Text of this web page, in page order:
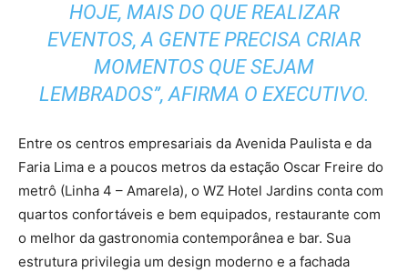
HOJE, MAIS DO QUE REALIZAR
EVENTOS, A GENTE PRECISA CRIAR
MOMENTOS QUE SEJAM
LEMBRADOS”, AFIRMA O EXECUTIVO.
Entre os centros empresariais da Avenida Paulista e da
Faria Lima e a poucos metros da estação Oscar Freire do
metrô (Linha 4 – Amarela), o WZ Hotel Jardins conta com
quartos confortáveis e bem equipados, restaurante com
o melhor da gastronomia contemporânea e bar. Sua
estrutura privilegia um design moderno e a fachada